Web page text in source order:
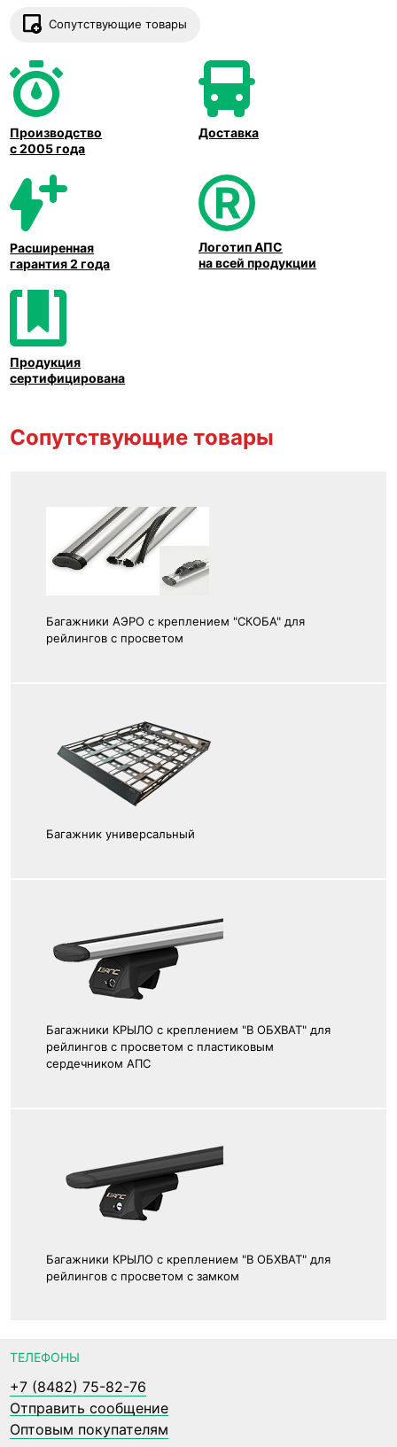
Сопутствующие товары
Производство
с 2005 года
Доставка
Расширенная
гарантия 2 года
Логотип АПС
на всей продукции
Продукция
сертифицирована
Сопутствующие товары
Багажники АЭРО с креплением "СКОБА" для
рейлингов с просветом
Багажник универсальный
Багажники КРЫЛО с креплением "В ОБХВАТ" для
рейлингов с просветом с пластиковым
сердечником АПС
Багажники КРЫЛО с креплением "В ОБХВАТ" для
рейлингов с просветом с замком
ТЕЛЕФОНЫ
+7 (8482) 75-82-76
Отправить сообщение
Оптовым покупателям